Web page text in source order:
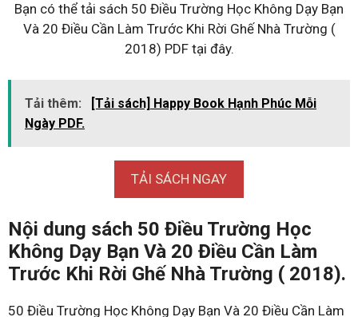
Bạn có thể tải sách 50 Điều Trường Học Không Dạy Bạn
Và 20 Điều Cần Làm Trước Khi Rời Ghế Nhà Trường (
2018) PDF tại đây.
Tải thêm:
[Tải sách] Happy Book Hạnh Phúc Mỗi
Ngày PDF.
TẢI SÁCH NGAY
Nội dung sách 50 Điều Trường Học
Không Dạy Bạn Và 20 Điều Cần Làm
Trước Khi Rời Ghế Nhà Trường ( 2018).
50 Điều Trường Học Không Dạy Bạn Và 20 Điều Cần Làm